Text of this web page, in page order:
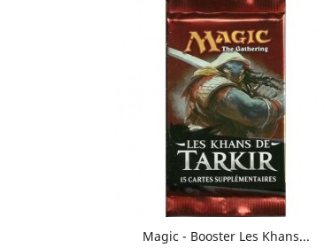
Magic - Booster Les Khans...
 Aperçu rapide